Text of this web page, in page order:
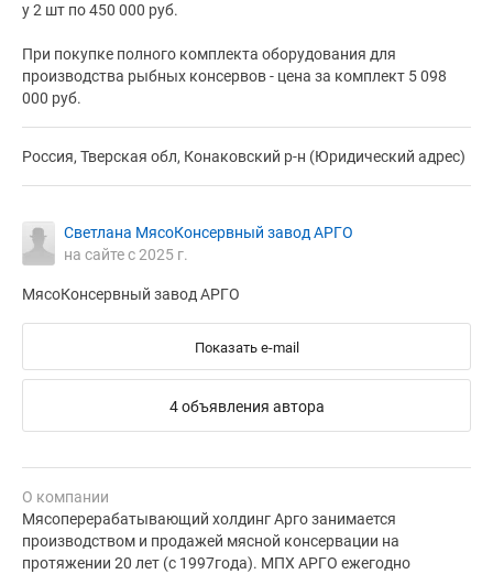
у 2 шт по 450 000 руб.
При покупке полного комплекта оборудования для
производства рыбных консервов - цена за комплект 5 098
000 руб.
Россия, Тверская обл, Конаковский р-н (Юридический адрес)
Светлана МясоКонсервный завод АРГО
на сайте с 2025 г.
МясоКонсервный завод АРГО
Показать e-mail
4 объявления автора
О компании
Мясоперерабатывающий холдинг Арго занимается
производством и продажей мясной консервации на
протяжении 20 лет (с 1997года). МПХ АРГО ежегодно